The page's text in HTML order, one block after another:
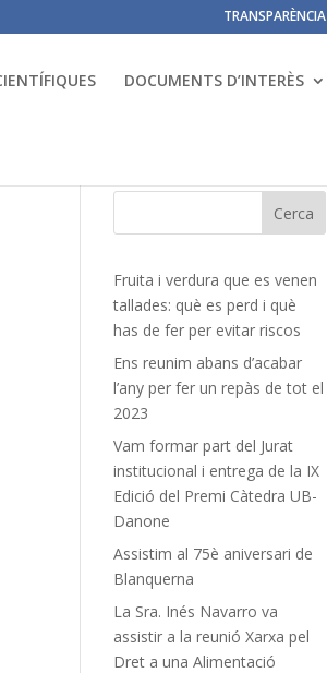
TRANSPARÈNCIA
DOCUMENTS D’INTERÈS
Fruita i verdura que es venen
tallades: què es perd i què
has de fer per evitar riscos
Ens reunim abans d’acabar
l’any per fer un repàs de tot el
2023
Vam formar part del Jurat
institucional i entrega de la IX
Edició del Premi Càtedra UB-
Danone
Assistim al 75è aniversari de
Blanquerna
La Sra. Inés Navarro va
assistir a la reunió Xarxa pel
Dret a una Alimentació